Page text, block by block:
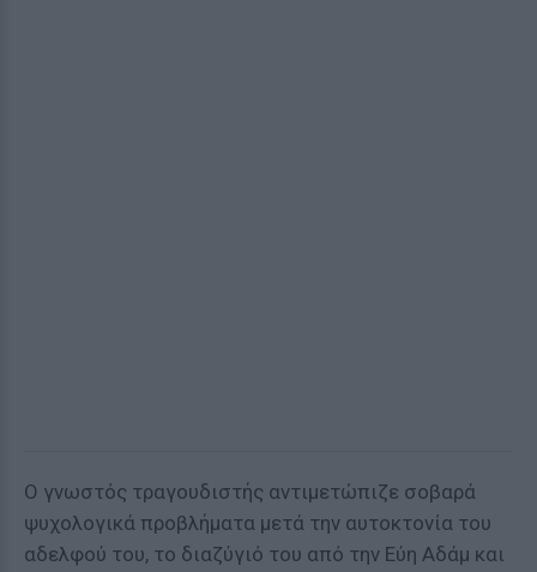
Ο γνωστός τραγουδιστής αντιμετώπιζε σοβαρά
ψυχολογικά προβλήματα μετά την αυτοκτονία του
αδελφού του, το διαζύγιό του από την Εύη Αδάμ και